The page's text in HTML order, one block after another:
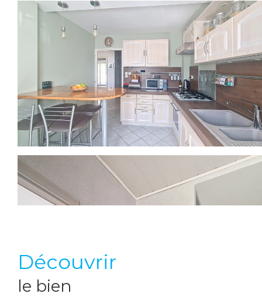
découvrir
le bien